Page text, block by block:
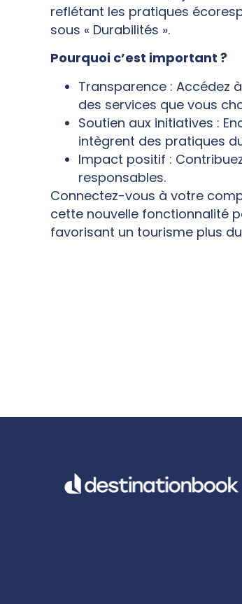
reflétant les pratiques
sous « Durabilités ».
Pourquoi c’est important ?
Transparence : Accédez
des services que vous
Soutien aux initiatives :
intègrent des pratiques
Impact positif :
responsables.
Connectez-vous à votre
cette nouvelle fonctionnalité
favorisant un tourisme plus